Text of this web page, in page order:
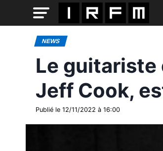
NEWS
Le guitariste
Jeff Cook,
Publié le 12/11/2022 à 16:00